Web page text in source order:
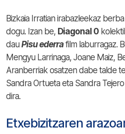
Bizkaia Irratian irabazleekaz
dogu. Izan be, Diagonal 0
dau Pisu ederrafilm laburragaz.
Mengyu Larrinaga, Joane Maiz,
Aranberriak osatzen dabe talde
Sandra Ortueta eta Sandra
dira.
Etxebizitzaren